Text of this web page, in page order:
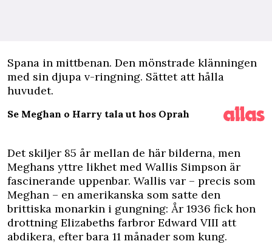
Spana in mittbenan. Den mönstrade klänningen
med sin djupa v-ringning. Sättet att hålla
huvudet.
Se Meghan o Harry tala ut hos Oprah
Det skiljer 85 år mellan de här bilderna, men
Meghans yttre likhet med Wallis Simpson är
fascinerande uppenbar. Wallis var – precis som
Meghan – en amerikanska som satte den
brittiska monarkin i gungning: År 1936 fick hon
drottning Elizabeths farbror Edward VIII att
abdikera, efter bara 11 månader som kung.